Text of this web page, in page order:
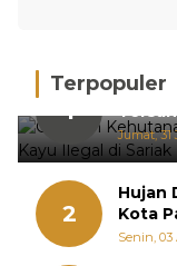
Terpopuler
1
Sariak
Jumat, 31
2
Hujan
Kota
Senin, 03